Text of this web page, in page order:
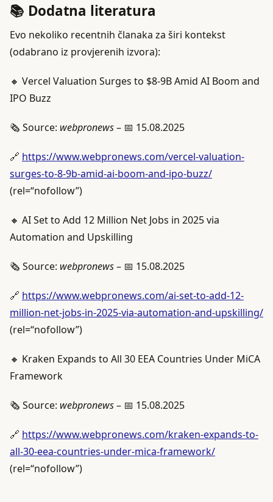
📚 Dodatna literatura
Evo nekoliko recentnih članaka za širi kontekst
(odabrano iz provjerenih izvora):
🔸 Vercel Valuation Surges to $8-9B Amid AI Boom and
IPO Buzz
🗞️ Source: webpronews– 📅 15.08.2025
🔗 https://www.webpronews.com/vercel-valuation-
surges-to-8-9b-amid-ai-boom-and-ipo-buzz/
(rel=“nofollow”)
🔸 AI Set to Add 12 Million Net Jobs in 2025 via
Automation and Upskilling
🗞️ Source: webpronews– 📅 15.08.2025
🔗 https://www.webpronews.com/ai-set-to-add-12-
million-net-jobs-in-2025-via-automation-and-upskilling/
(rel=“nofollow”)
🔸 Kraken Expands to All 30 EEA Countries Under MiCA
Framework
🗞️ Source: webpronews– 📅 15.08.2025
🔗 https://www.webpronews.com/kraken-expands-to-
all-30-eea-countries-under-mica-framework/
(rel=“nofollow”)